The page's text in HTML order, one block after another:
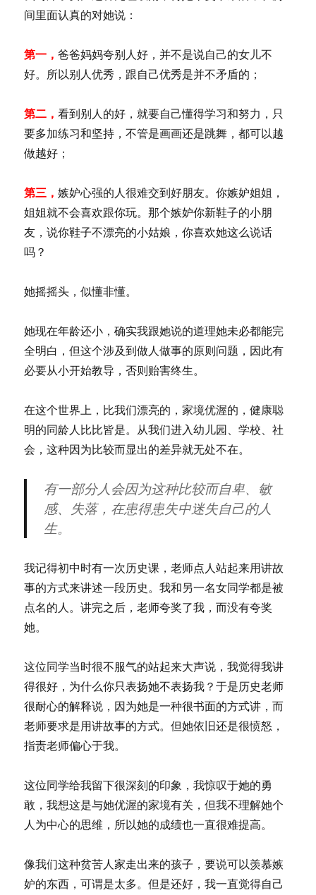
间里面认真的对她说：
第一，爸爸妈妈夸别人好，并不是说自己的女儿不
好。所以别人优秀，跟自己优秀是并不矛盾的；
第二，看到别人的好，就要自己懂得学习和努力，只
要多加练习和坚持，不管是画画还是跳舞，都可以越
做越好；
第三，嫉妒心强的人很难交到好朋友。你嫉妒姐姐，
姐姐就不会喜欢跟你玩。那个嫉妒你新鞋子的小朋
友，说你鞋子不漂亮的小姑娘，你喜欢她这么说话
吗？
她摇摇头，似懂非懂。
她现在年龄还小，确实我跟她说的道理她未必都能完
全明白，但这个涉及到做人做事的原则问题，因此有
必要从小开始教导，否则贻害终生。
在这个世界上，比我们漂亮的，家境优渥的，健康聪
明的同龄人比比皆是。从我们进入幼儿园、学校、社
会，这种因为比较而显出的差异就无处不在。
有一部分人会因为这种比较而自卑、敏
感、失落，在患得患失中迷失自己的人
生。
我记得初中时有一次历史课，老师点人站起来用讲故
事的方式来讲述一段历史。我和另一名女同学都是被
点名的人。讲完之后，老师夸奖了我，而没有夸奖
她。
这位同学当时很不服气的站起来大声说，我觉得我讲
得很好，为什么你只表扬她不表扬我？于是历史老师
很耐心的解释说，因为她是一种很书面的方式讲，而
老师要求是用讲故事的方式。但她依旧还是很愤怒，
指责老师偏心于我。
这位同学给我留下很深刻的印象，我惊叹于她的勇
敢，我想这是与她优渥的家境有关，但我不理解她个
人为中心的思维，所以她的成绩也一直很难提高。
像我们这种贫苦人家走出来的孩子，要说可以羡慕嫉
妒的东西，可谓是太多。但是还好，我一直觉得自己